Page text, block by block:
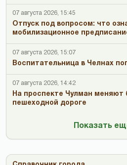
07 августа 2026, 15:45
Отпуск под вопросом: что
мобилизационное
07 августа 2026, 15:07
Воспитательница в Челнах
07 августа 2026, 14:42
На проспекте Чулман меняют
пешеходной дороге
Показать